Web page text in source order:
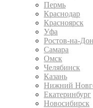
Пермь
Краснодар
Красноярск
Уфа
Ростов-на-
Самара
Омск
Челябинск
Казань
Нижний
Екатеринбург
Новосибирск